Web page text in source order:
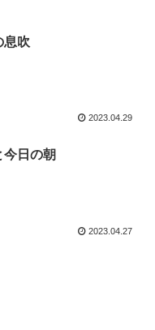
息吹
2023.04.29
今日の朝
2023.04.27